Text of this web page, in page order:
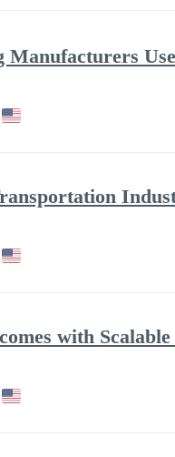
Manufacturers
with